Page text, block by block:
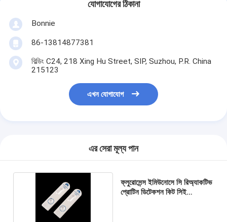
যোগাযোগের ঠিকানা
Bonnie
86-13814877381
বিল্ডিং C24, 218 Xing Hu Street, SIP, Suzhou, P.R. China
215123
এখন যোগাযোগ
এর সেরা মূল্য পান
ফ্লুরোসেন্স ইমিউনোসে সি রিঅ্যাকটিভ
প্রোটিন ডিটেকশন কিট সিই